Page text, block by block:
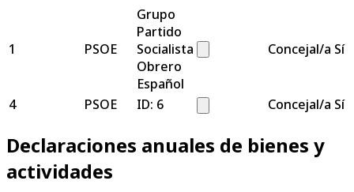
1 PSOE
Grupo
Partido
Socialista
Obrero
Español
Concejal/a Sí
4 PSOE ID: 6 Concejal/a Sí
Declaraciones anuales de bienes y
actividades